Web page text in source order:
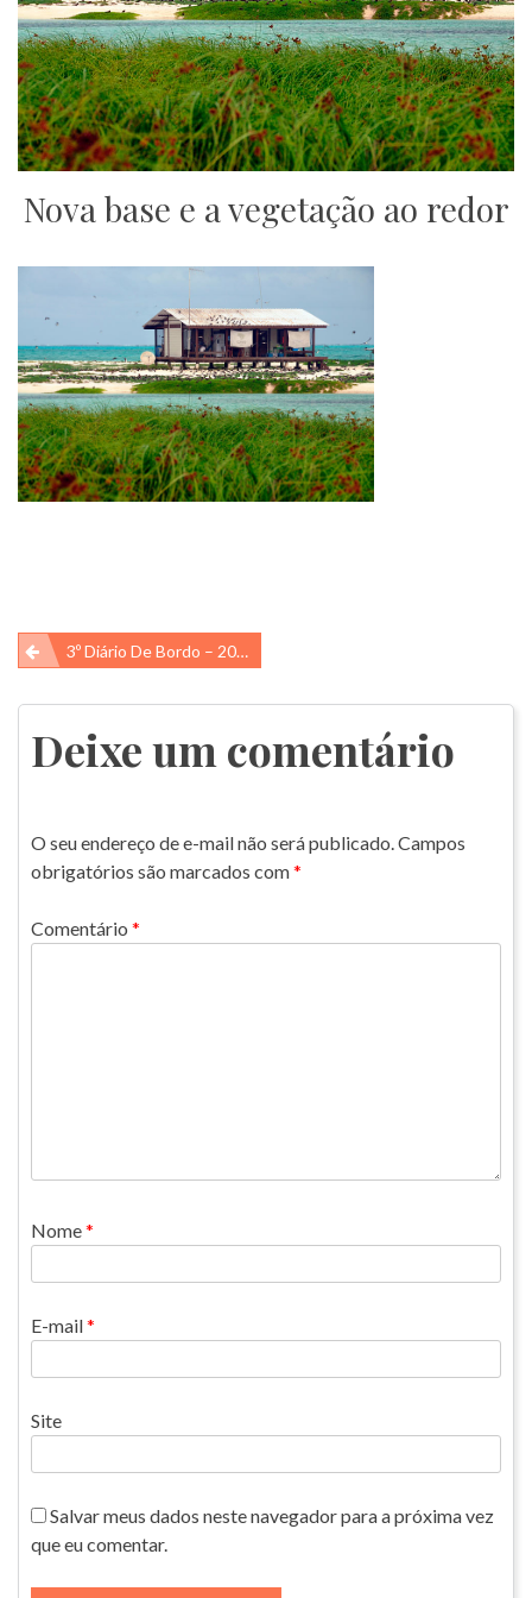
Nova base e a vegetação ao redor
Navegação
de
Post
3º Diário De Bordo – 2016 – Um Pouco Da História Do Atol Das Rocas
Deixe um comentário
O seu endereço de e-mail não será publicado.Campos
obrigatórios são marcados com*
Comentário *
Nome*
E-mail*
Site
Salvar meus dados neste navegador para a próxima vez
que eu comentar.